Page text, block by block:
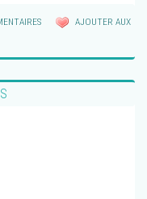
AJOUTER AUX